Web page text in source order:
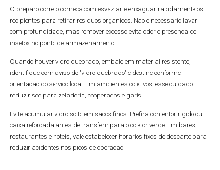
O preparo correto comeca com esvaziar e enxaguar rapidamente os
recipientes para retirar residuos organicos. Nao e necessario lavar
com profundidade, mas remover excesso evita odor e presenca de
insetos no ponto de armazenamento.
Quando houver vidro quebrado, embale em material resistente,
identifique com aviso de "vidro quebrado" e destine conforme
orientacao do servico local. Em ambientes coletivos, esse cuidado
reduz risco para zeladoria, cooperados e garis.
Evite acumular vidro solto em sacos finos. Prefira contentor rigido ou
caixa reforcada antes de transferir para o coletor verde. Em bares,
restaurantes e hoteis, vale estabelecer horarios fixos de descarte para
reduzir acidentes nos picos de operacao.